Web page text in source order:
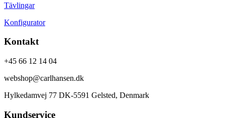
Tävlingar
Konfigurator
Kontakt
+45 66 12 14 04
webshop@carlhansen.dk
Hylkedamvej 77 DK-5591 Gelsted, Denmark
Kundservice